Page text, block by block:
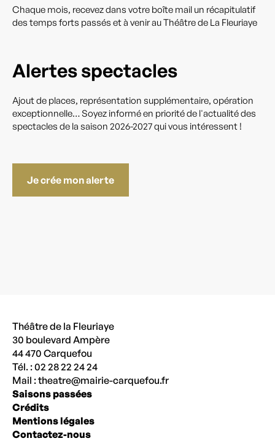
Chaque mois, recevez dans votre boîte mail un récapitulatif
des temps forts passés et à venir au Théâtre de La Fleuriaye
Alertes spectacles
Ajout de places, représentation supplémentaire, opération
exceptionnelle… Soyez informé en priorité de l'actualité des
spectacles de la saison 2026-2027 qui vous intéressent !
Je crée mon alerte
Théâtre de la Fleuriaye
30 boulevard Ampère
44 470 Carquefou
Tél. : 02 28 22 24 24
Mail :theatre@mairie-carquefou.fr
Saisons passées
Crédits
Mentions légales
Contactez-nous